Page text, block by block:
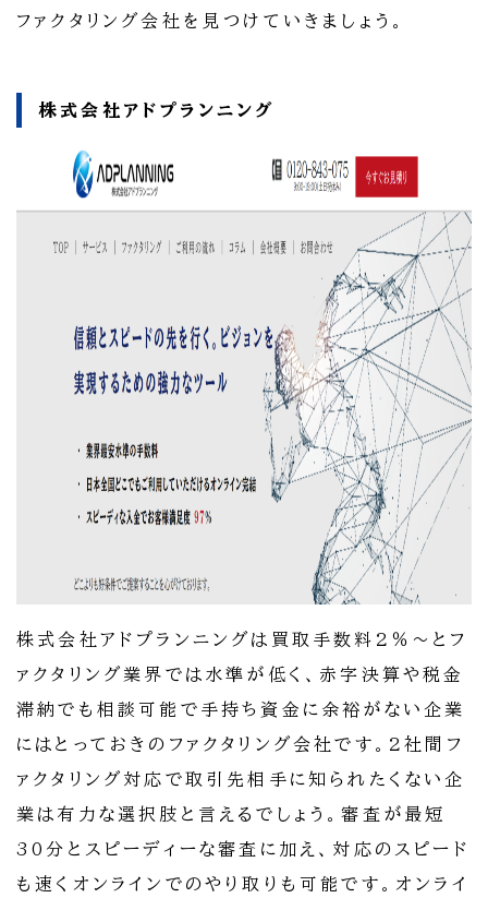
ファクタリング会社を見つけていきましょう。
株式会社アドプランニング
株式会社アドプランニングは買取手数料2％～とフ
ァクタリング業界では水準が低く、赤字決算や税金
滞納でも相談可能で手持ち資金に余裕がない企業
にはとっておきのファクタリング会社です。2社間フ
ァクタリング対応で取引先相手に知られたくない企
業は有力な選択肢と言えるでしょう。審査が最短
30分とスピーディーな審査に加え、対応のスピード
も速くオンラインでのやり取りも可能です。オンライ